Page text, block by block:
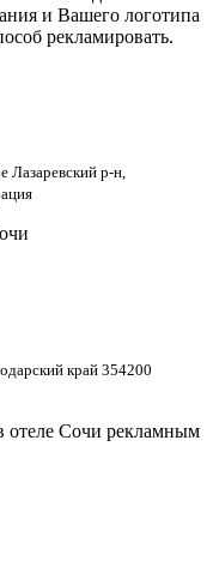
и Вашего логотипа
рекламировать.
Лазаревский р-н,
край 354200
отеле Сочи рекламным